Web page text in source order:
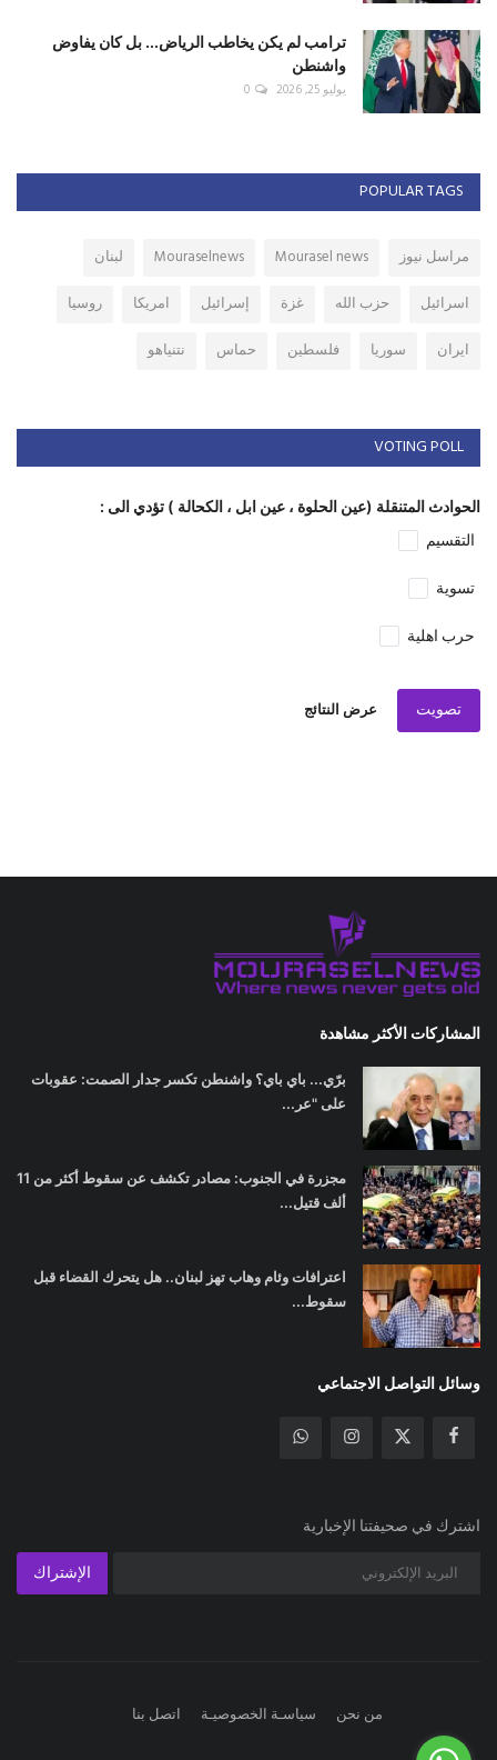
ترامب لم يكن يخاطب الرياض... بل كان يفاوض
واشنطن
يوليو 25, 2026 0
POPULAR TAGS
مراسل نيوز Mourasel news
Mouraselnews
لبنان
اسرائيل
حزب الله غزة إسرائيل امريكا
روسيا
ايران
سوريا فلسطين حماس نتنياهو
VOTING POLL
الحوادث المتنقلة (عين الحلوة ، عين ابل ، الكحالة ) تؤدي الى :
التقسيم
تسوية
حرب اهلية
تصويت عرض النتائج
المشاركات الأكثر مشاهدة
برّي... باي باي؟ واشنطن تكسر جدار الصمت: عقوبات
على "عر...
مجزرة في الجنوب: مصادر تكشف عن سقوط أكثر من 11
ألف قتيل...
اعترافات وئام وهاب تهز لبنان.. هل يتحرك القضاء قبل
سقوط...
وسائل التواصل الاجتماعي
اشترك في صحيفتنا الإخبارية
الإشتراك
من نحن سياسـة الخصوصيـة اتصل بنا